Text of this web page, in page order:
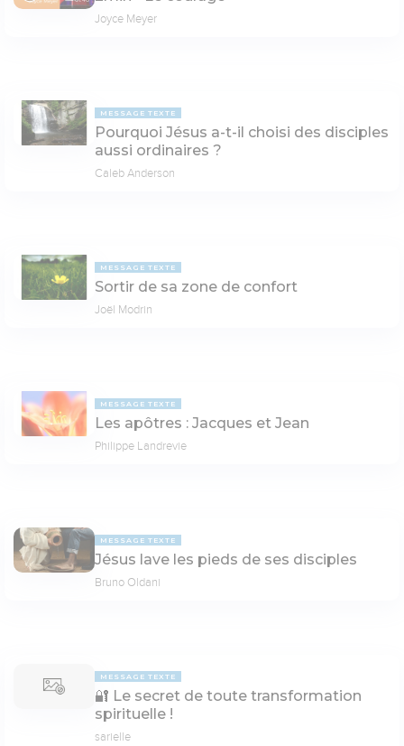
Joyce Meyer
MESSAGE TEXTE
Pourquoi Jésus a-t-il choisi des disciples
aussi ordinaires ?
Caleb Anderson
MESSAGE TEXTE
Sortir de sa zone de confort
Joël Modrin
MESSAGE TEXTE
Les apôtres : Jacques et Jean
Philippe Landrevie
MESSAGE TEXTE
Jésus lave les pieds de ses disciples
Bruno Oldani
MESSAGE TEXTE
🔐 Le secret de toute transformation
spirituelle !
sarielle